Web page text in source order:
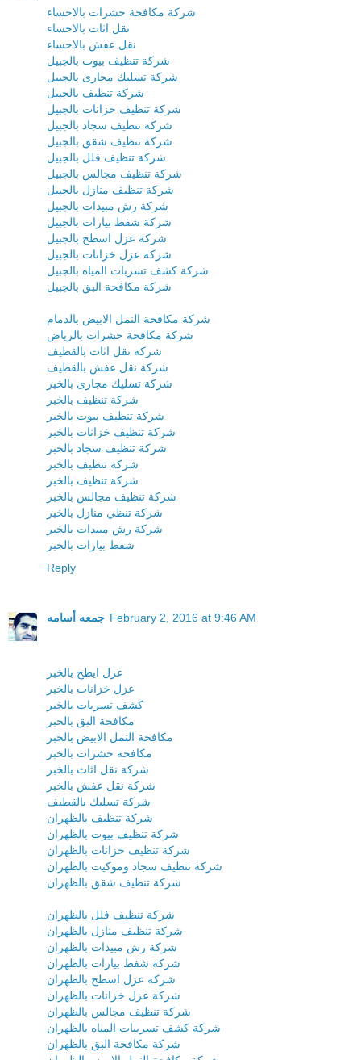
شركة مكافحة حشرات بالاحساء
نقل اثاث بالاحساء
نقل عفش بالاحساء
شركة تنظيف بيوت بالجبيل
شركة تسليك مجارى بالجبيل
شركة تنظيف بالجبيل
شركة تنظيف خزانات بالجبيل
شركة تنظيف سجاد بالجبيل
شركة تنظيف شقق بالجبيل
شركة تنظيف فلل بالجبيل
شركة تنظيف مجالس بالجبيل
شركة تنظيف منازل بالجبيل
شركة رش مبيدات بالجبيل
شركة شفط بيارات بالجبيل
شركة عزل اسطح بالجبيل
شركة عزل خزانات بالجبيل
شركة كشف تسربات المياه بالجبيل
شركة مكافحة البق بالجبيل
شركة مكافحة النمل الابيض بالدمام
شركة مكافحة حشرات بالرياض
شركة نقل اثاث بالقطيف
شركة نقل عفش بالقطيف
شركة تسليك مجارى بالخبر
شركة تنظيف بالخبر
شركة تنظيف بيوت بالخبر
شركة تنظيف خزانات بالخبر
شركة تنظيف سجاد بالخبر
شركة تنظيف بالخبر
شركة تنظيف بالخبر
شركة تنظيف مجالس بالخبر
شركة تنظي منازل بالخبر
شركة رش مبيدات بالخبر
شفط بيارات بالخبر
Reply
جمعه أسامه February 2, 2016 at 9:46 AM
عزل ايطح بالخبر
عزل خزانات بالخبر
كشف تسربات بالخبر
مكافحة البق بالخبر
مكافحة النمل الابيض بالخبر
مكافحة حشرات بالخبر
شركة نقل اثاث بالخبر
شركة نقل عفش بالخبر
شركة تسليك بالقطيف
شركة تنظيف بالظهران
شركة تنظيف بيوت بالظهران
شركة تنظيف خزانات بالظهران
شركة تنظيف سجاد وموكيت بالظهران
شركة تنظيف شقق بالظهران
شركة تنظيف فلل بالظهران
شركة تنظيف منازل بالظهران
شركة رش مبيدات بالظهران
شركة شفط بيارات بالظهران
شركة عزل اسطح بالظهران
شركة عزل خزانات بالظهران
شركة تنظيف مجالس بالظهران
شركة كشف تسريبات المياه بالظهران
شركة مكافحة البق بالظهران